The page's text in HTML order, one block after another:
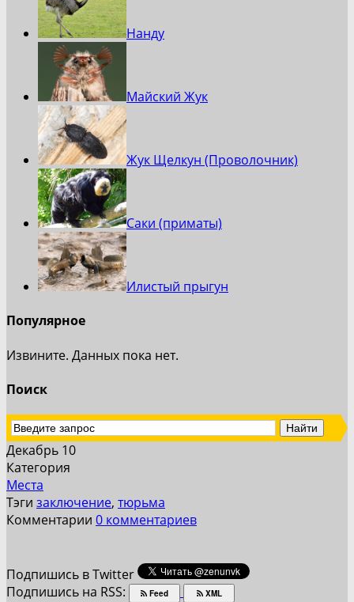
Нанду
Майский Жук
Жук Щелкун (Проволочник)
Саки (приматы)
Илистый прыгун
Популярное
Извините. Данных пока нет.
Поиск
Декабрь 10
Категория
Места
Тэги заключение, тюрьма
Комментарии 0 комментариев
Подпишись в Twitter
Подпишись на RSS:
Feed XML